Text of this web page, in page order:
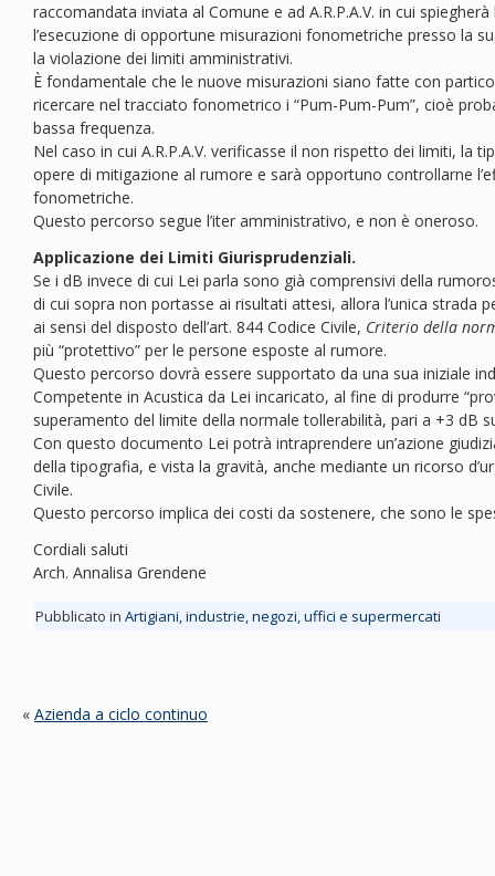
raccomandata inviata al Comune e ad A.R.P.A.V. in cui
l’esecuzione di opportune misurazioni fonometriche presso la
la violazione dei limiti amministrativi.
È fondamentale che le nuove misurazioni siano fatte con
ricercare nel tracciato fonometrico i “Pum-Pum-Pum”, cioè
bassa frequenza.
Nel caso in cui A.R.P.A.V. verificasse il non rispetto dei limiti, la
opere di mitigazione al rumore e sarà opportuno controllarne
fonometriche.
Questo percorso segue l’iter amministrativo, e non è oneroso.
Applicazione dei Limiti Giurisprudenziali.
Se i dB invece di cui Lei parla sono già comprensivi della
di cui sopra non portasse ai risultati attesi, allora l’unica strada
ai sensi del disposto dell’art. 844 Codice Civile, Criterio della
più “protettivo” per le persone esposte al rumore.
Questo percorso dovrà essere supportato da una sua iniziale
Competente in Acustica da Lei incaricato, al fine di produrre
superamento del limite della normale tollerabilità, pari a +3 dB
Con questo documento Lei potrà intraprendere un’azione
della tipografia, e vista la gravità, anche mediante un ricorso
Civile.
Questo percorso implica dei costi da sostenere, che sono le
Cordiali saluti
Arch. Annalisa Grendene
Pubblicato in Artigiani, industrie, negozi, uffici e supermercati
« Azienda a ciclo continuo